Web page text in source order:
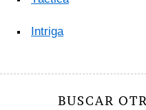
Intriga
BUSCAR